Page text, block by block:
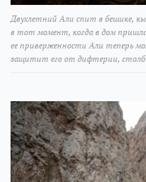
Двухлетний Али спит в бешике,
в тот момент, когда в дом
ее приверженности Али теперь
защитит его от дифтерии,